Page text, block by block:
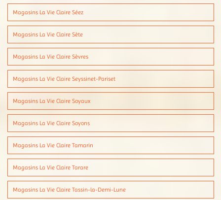
Magasins La Vie Claire Séez
Magasins La Vie Claire Sète
Magasins La Vie Claire Sèvres
Magasins La Vie Claire Seyssinet-Pariset
Magasins La Vie Claire Soyaux
Magasins La Vie Claire Soyons
Magasins La Vie Claire Tamarin
Magasins La Vie Claire Tarare
Magasins La Vie Claire Tassin-la-Demi-Lune